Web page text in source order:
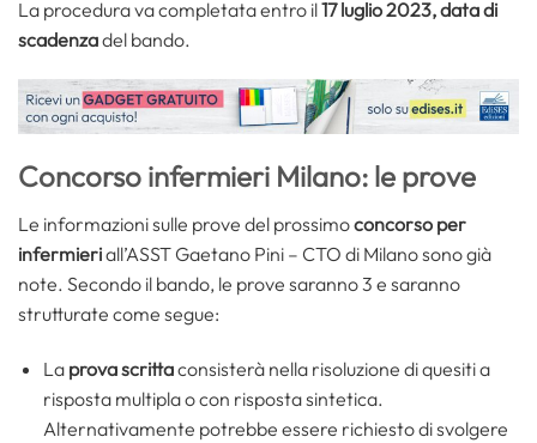
La procedura va completata entro il17 luglio 2023, data di
scadenzadel bando.
Concorso infermieri Milano: le prove
Le informazioni sulle prove del prossimoconcorso per
infermieriall’ASST Gaetano Pini – CTO di Milano sono già
note. Secondo il bando, le prove saranno 3 e saranno
strutturate come segue:
La prova scrittaconsisterà nella risoluzione di quesiti a
risposta multipla o con risposta sintetica.
Alternativamente potrebbe essere richiesto di svolgere